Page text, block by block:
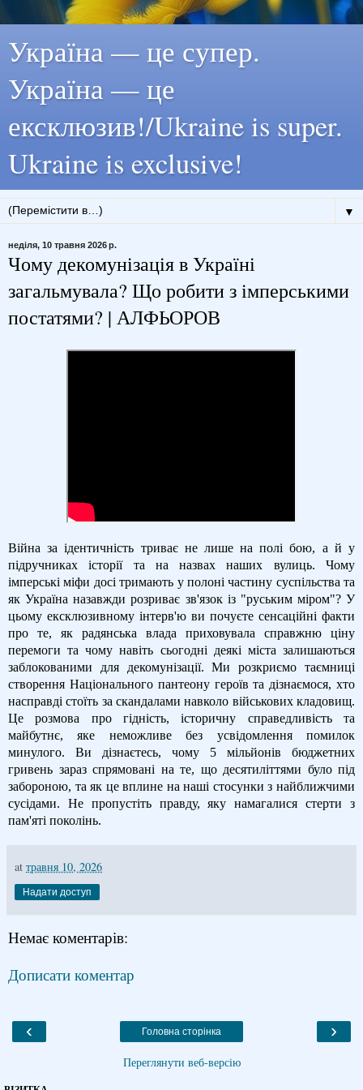
Україна — це супер.
Україна — це
ексклюзив!/Ukraine is super.
Ukraine is exclusive!
▼
неділя, 10 травня 2026 р.
Чому декомунізація в Україні
загальмувала? Що робити з імперськими
постатями? | АЛФЬОРОВ
Війна за ідентичність триває не лише на полі бою, а й у
підручниках історії та на назвах наших вулиць. Чому
імперські міфи досі тримають у полоні частину суспільства та
як Україна назавжди розриває зв'язок із "руським міром"? У
цьому ексклюзивному інтерв'ю ви почуєте сенсаційні факти
про те, як радянська влада приховувала справжню ціну
перемоги та чому навіть сьогодні деякі міста залишаються
заблокованими для декомунізації. Ми розкриємо таємниці
створення Національного пантеону героїв та дізнаємося, хто
насправді стоїть за скандалами навколо військових кладовищ.
Це розмова про гідність, історичну справедливість та
майбутнє, яке неможливе без усвідомлення помилок
минулого. Ви дізнаєтесь, чому 5 мільйонів бюджетних
гривень зараз спрямовані на те, що десятиліттями було під
забороною, та як це вплине на наші стосунки з найближчими
сусідами. Не пропустіть правду, яку намагалися стерти з
пам'яті поколінь.
at травня 10, 2026
Надати доступ
Немає коментарів:
Дописати коментар
‹ ›
Головна сторінка
Переглянути веб-версію